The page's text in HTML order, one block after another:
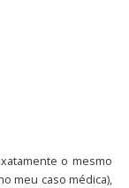
o mesmo
meu caso médica),